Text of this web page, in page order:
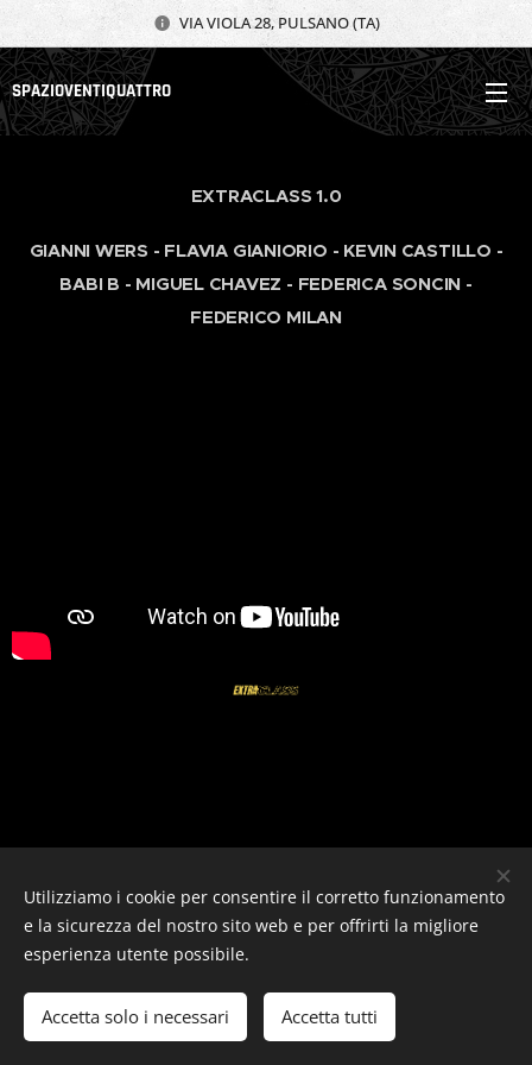
VIA VIOLA 28, PULSANO (TA)
SPAZIOVENTIQUATTRO
EXTRACLASS 1.0
GIANNI WERS - FLAVIA GIANIORIO - KEVIN CASTILLO -
BABI B - MIGUEL CHAVEZ - FEDERICA SONCIN -
FEDERICO MILAN
Cookies
Utilizziamo i cookie per consentire il corretto funzionamento
e la sicurezza del nostro sito web e per offrirti la migliore
esperienza utente possibile.
Accetta solo i necessari Accetta tutti